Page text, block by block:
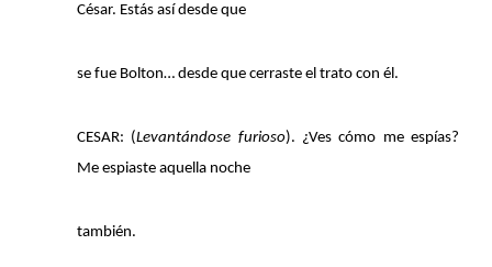
César. Estás así desde que
se fue Bolton… desde que cerraste el trato con él.
CESAR: (Levantándose furioso). ¿Ves cómo me espías?
Me espiaste aquella noche
también.
Citer cet article
BOGOYA, C. (2025) La incertidumbre del yo:
Usigli.Les Cahiers du Grhaal , (2).
https://doi.org/10.34745/numerev_2455
Récupération de l'adresse e-mail